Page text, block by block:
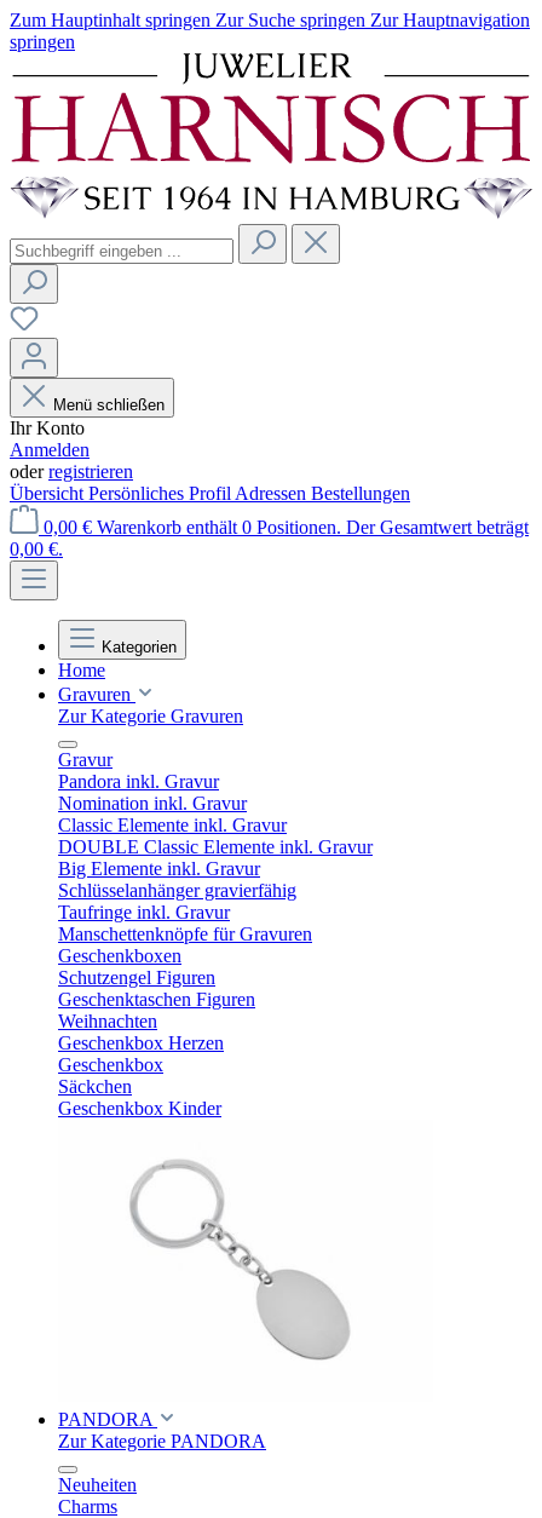
Zum Hauptinhalt springen Zur Suche springen Zur Hauptnavigation
springen
Menü schließen
Ihr Konto
Anmelden
oderregistrieren
Übersicht Persönliches Profil Adressen Bestellungen
0,00 € Warenkorb enthält 0 Positionen. Der Gesamtwert beträgt
0,00 €.
Kategorien
Home
Gravuren
Zur Kategorie Gravuren
Gravur
Pandora inkl. Gravur
Nomination inkl. Gravur
Classic Elemente inkl. Gravur
DOUBLE Classic Elemente inkl. Gravur
Big Elemente inkl. Gravur
Schlüsselanhänger gravierfähig
Taufringe inkl. Gravur
Manschettenknöpfe für Gravuren
Geschenkboxen
Schutzengel Figuren
Geschenktaschen Figuren
Weihnachten
Geschenkbox Herzen
Geschenkbox
Säckchen
Geschenkbox Kinder
PANDORA
Zur Kategorie PANDORA
Neuheiten
Charms